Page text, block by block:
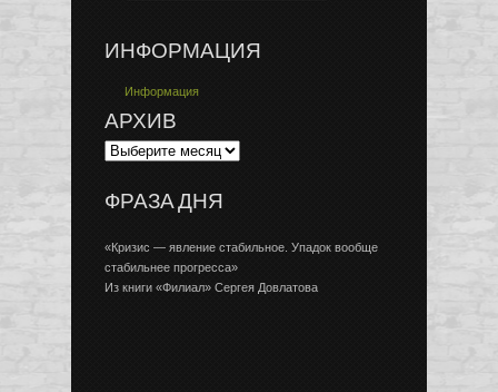
ИНФОРМАЦИЯ
Информация
АРХИВ
ФРАЗА ДНЯ
«Кризис — явление стабильное. Упадок вообще
стабильнее прогресса»
Из книги «Филиал» Сергея Довлатова